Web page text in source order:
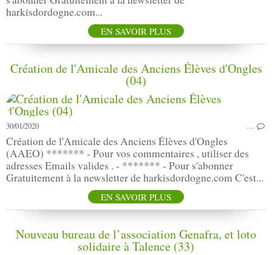
harkisdordogne.com...
EN SAVOIR PLUS
Création de l'Amicale des Anciens Élèves d'Ongles
(04)
30/01/2020 …
Création de l'Amicale des Anciens Élèves d'Ongles
(AAEO) ******* - Pour vos commentaires , utiliser des
adresses Emails valides . - ******* - Pour s'abonner
Gratuitement à la newsletter de harkisdordogne.com C'est...
EN SAVOIR PLUS
Nouveau bureau de l’association Genafra, et loto
solidaire à Talence (33)